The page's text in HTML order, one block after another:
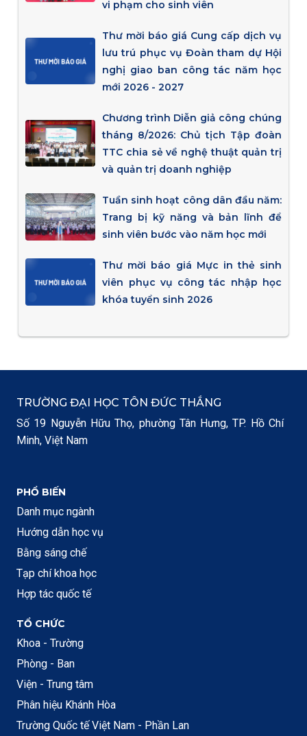
vi phạm cho sinh viên
Thư mời báo giá Cung cấp dịch vụ
lưu trú phục vụ Đoàn tham dự Hội
nghị giao ban công tác năm học
mới 2026 - 2027
Chương trình Diễn giả công chúng
tháng 8/2026: Chủ tịch Tập đoàn
TTC chia sẻ về nghệ thuật quản trị
và quản trị doanh nghiệp
Tuần sinh hoạt công dân đầu năm:
Trang bị kỹ năng và bản lĩnh để
sinh viên bước vào năm học mới
Thư mời báo giá Mực in thẻ sinh
viên phục vụ công tác nhập học
khóa tuyển sinh 2026
TRƯỜNG ĐẠI HỌC TÔN ĐỨC THẮNG
Số 19 Nguyễn Hữu Thọ, phường Tân Hưng, TP. Hồ Chí
Minh, Việt Nam
PHỔ BIẾN
Danh mục ngành
Hướng dẫn học vụ
Bằng sáng chế
Tạp chí khoa học
Hợp tác quốc tế
TỔ CHỨC
Khoa - Trường
Phòng - Ban
Viện - Trung tâm
Phân hiệu Khánh Hòa
Trường Quốc tế Việt Nam - Phần Lan